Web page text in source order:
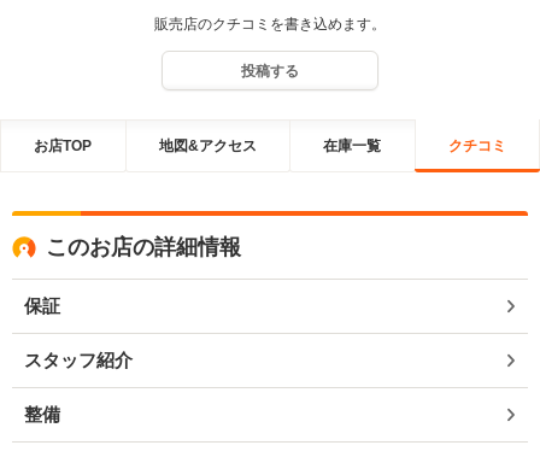
販売店のクチコミを書き込めます。
投稿する
お店TOP 地図&アクセス 在庫一覧 クチコミ
このお店の詳細情報
保証
スタッフ紹介
整備